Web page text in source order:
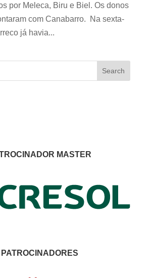
por Meleca, Biru e Biel. Os donos
com Canabarro. Na sexta-
já havia...
Search
MASTER
PATROCINADORES